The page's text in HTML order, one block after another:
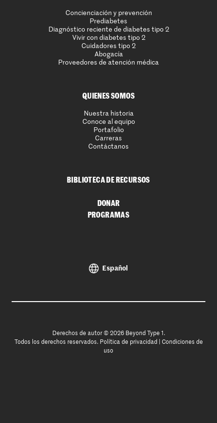
Concienciación y prevención
Prediabetes
Diagnóstico reciente de diabetes tipo 2
Vivir con diabetes tipo 2
Cuidadores tipo 2
Abogacía
Proveedores de atención médica
QUIENES SOMOS
Nuestra historia
Conoce al equipo
Portafolio
Carreras
Contáctanos
BIBLIOTECA DE RECURSOS
DONAR
PROGRAMAS
Español
Derechos de autor © 2026 Beyond Type 1.
Todos los derechos reservados. Política de privacidad
Condiciones de
uso